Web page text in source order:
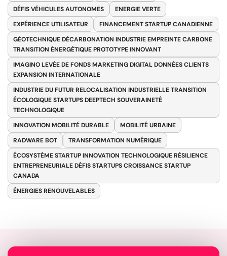
DÉFIS VÉHICULES AUTONOMES
ENERGIE VERTE
EXPÉRIENCE UTILISATEUR
FINANCEMENT STARTUP CANADIENNE
GÉOTECHNIQUE DÉCARBONATION INDUSTRIE EMPREINTE CARBONE
TRANSITION ÉNERGÉTIQUE PROTOTYPE INNOVANT
IMAGINO LEVÉE DE FONDS MARKETING DIGITAL DONNÉES CLIENTS
EXPANSION INTERNATIONALE
INDUSTRIE DU FUTUR RELOCALISATION INDUSTRIELLE TRANSITION
ÉCOLOGIQUE STARTUPS DEEPTECH SOUVERAINETÉ
TECHNOLOGIQUE
INNOVATION MOBILITÉ DURABLE
MOBILITÉ URBAINE
RADWARE BOT
TRANSFORMATION NUMÉRIQUE
ÉCOSYSTÈME STARTUP INNOVATION TECHNOLOGIQUE RÉSILIENCE
ENTREPRENEURIALE DÉFIS STARTUPS CROISSANCE STARTUP
CANADA
ÉNERGIES RENOUVELABLES